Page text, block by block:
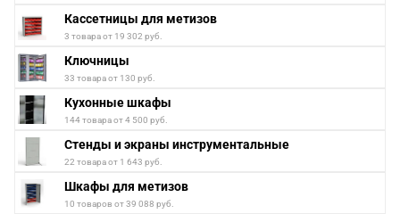
Кассетницы для метизов
3 товара от 19 302 руб.
Ключницы
33 товара от 130 руб.
Кухонные шкафы
144 товара от 4 500 руб.
Стенды и экраны инструментальные
22 товара от 1 643 руб.
Шкафы для метизов
10 товаров от 39 088 руб.